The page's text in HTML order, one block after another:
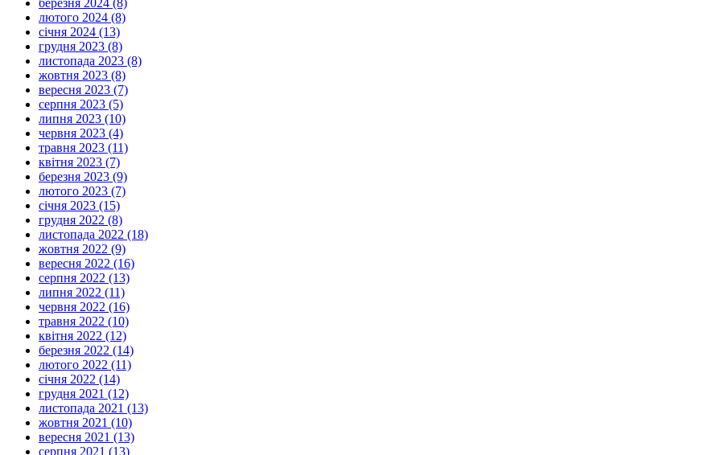
лютого 2024 (8)
січня 2024 (13)
грудня 2023 (8)
листопада 2023 (8)
жовтня 2023 (8)
вересня 2023 (7)
серпня 2023 (5)
липня 2023 (10)
червня 2023 (4)
травня 2023 (11)
квітня 2023 (7)
березня 2023 (9)
лютого 2023 (7)
січня 2023 (15)
грудня 2022 (8)
листопада 2022 (18)
жовтня 2022 (9)
вересня 2022 (16)
серпня 2022 (13)
липня 2022 (11)
червня 2022 (16)
травня 2022 (10)
квітня 2022 (12)
березня 2022 (14)
лютого 2022 (11)
січня 2022 (14)
грудня 2021 (12)
листопада 2021 (13)
жовтня 2021 (10)
вересня 2021 (13)
серпня 2021 (13)